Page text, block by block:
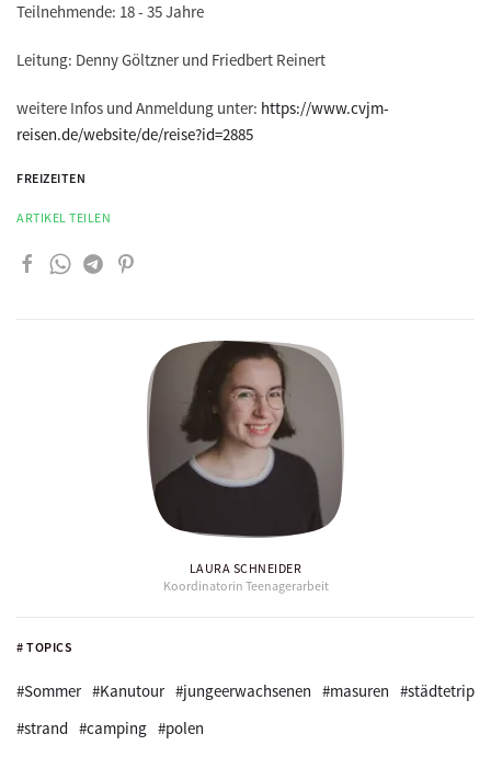
# TOPICS
#Sommer #Kanutour #jungeerwachsenen #masuren #städtetrip
#strand #camping #polen
Teilnehmende: 18 - 35 Jahre
Leitung: Denny Göltzner und Friedbert Reinert
weitere Infos und Anmeldung unter: https://www.cvjm-
reisen.de/website/de/reise?id=2885
FREIZEITEN
ARTIKEL TEILEN
LAURA SCHNEIDER
Koordinatorin Teenagerarbeit